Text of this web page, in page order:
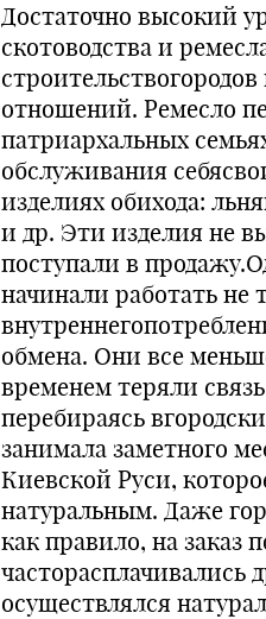
Достаточно высокий
скотоводства и
отношений. Ремесло
патриархальных
обслуживания
изделиях обихода:
и др. Эти изделия не
поступали в
начинали работать не
обмена. Они все
временем теряли
перебираясь
занимала заметного
Киевской Руси,
натуральным. Даже
как правило, на заказ
часторасплачивались
осуществлялся